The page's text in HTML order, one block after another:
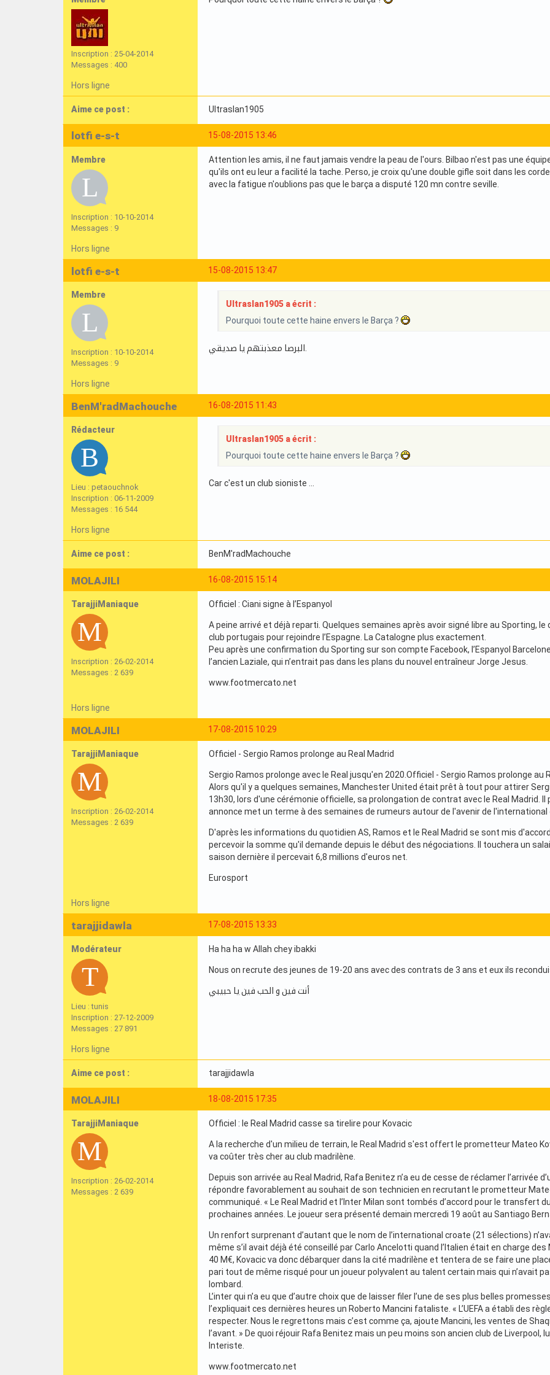
Inscription : 25-04-2014
Messages : 400
Hors ligne
Aime ce post : Ultraslan1905
15-08-2015 13:46
lotfi e-s-t
Membre
Inscription : 10-10-2014
Messages : 9
Attention les amis, il ne faut jamais vendre la peau de l'ours. Bilbao n'est pas une
qu'ils ont eu leur a facilité la tache. Perso, je croix qu'une double gifle soit dans les
avec la fatigue n'oublions pas que le barça a disputé 120 mn contre seville.
Hors ligne
15-08-2015 13:47
lotfi e-s-t
Membre
Inscription : 10-10-2014
Messages : 9
Ultraslan1905 a écrit :
Pourquoi toute cette haine envers le Barça ?
Hors ligne
16-08-2015 11:43
BenM'radMachouche
Rédacteur
Lieu : petaouchnok
Inscription : 06-11-2009
Messages : 16 544
Ultraslan1905 a écrit :
Pourquoi toute cette haine envers le Barça ?
Car c'est un club sioniste ...
Hors ligne
Aime ce post : BenM'radMachouche
16-08-2015 15:14
MOLAJILI
TarajjiManiaque
Inscription : 26-02-2014
Messages : 2 639
Officiel : Ciani signe à l’Espanyol
A peine arrivé et déjà reparti. Quelques semaines après avoir signé libre au Sporting,
club portugais pour rejoindre l’Espagne. La Catalogne plus exactement.
Peu après une confirmation du Sporting sur son compte Facebook, l’Espanyol
l’ancien Laziale, qui n’entrait pas dans les plans du nouvel entraîneur Jorge Jesus.
www.footmercato.net
Hors ligne
17-08-2015 10:29
MOLAJILI
TarajjiManiaque
Inscription : 26-02-2014
Messages : 2 639
Officiel - Sergio Ramos prolonge au Real Madrid
Sergio Ramos prolonge avec le Real jusqu'en 2020.Officiel - Sergio Ramos prolonge au
Alors qu'il y a quelques semaines, Manchester United était prêt à tout pour attirer
13h30, lors d'une cérémonie officielle, sa prolongation de contrat avec le Real Madrid.
annonce met un terme à des semaines de rumeurs autour de l'avenir de l'international
D'après les informations du quotidien AS, Ramos et le Real Madrid se sont mis
percevoir la somme qu'il demande depuis le début des négociations. Il touchera un
saison dernière il percevait 6,8 millions d'euros net.
Eurosport
Hors ligne
17-08-2015 13:33
tarajjidawla
Modérateur
Lieu : tunis
Inscription : 27-12-2009
Messages : 27 891
Ha ha ha w Allah chey ibakki
Nous on recrute des jeunes de 19-20 ans avec des contrats de 3 ans et eux ils
أنت فين و الحب فين يا حبيبي
Hors ligne
Aime ce post : tarajjidawla
18-08-2015 17:35
MOLAJILI
TarajjiManiaque
Inscription : 26-02-2014
Messages : 2 639
Officiel : le Real Madrid casse sa tirelire pour Kovacic
A la recherche d'un milieu de terrain, le Real Madrid s'est offert le prometteur Mateo
va coûter très cher au club madrilène.
Depuis son arrivée au Real Madrid, Rafa Benitez n’a eu de cesse de réclamer l’arrivée
répondre favorablement au souhait de son technicien en recrutant le prometteur
communiqué. « Le Real Madrid et l’Inter Milan sont tombés d’accord pour le transfert
prochaines années. Le joueur sera présenté demain mercredi 19 août au Santiago
Un renfort surprenant d’autant que le nom de l’international croate (21 sélections)
même s’il avait déjà été conseillé par Carlo Ancelotti quand l’Italien était en charge
40 M€, Kovacic va donc débarquer dans la cité madrilène et tentera de se faire une
pari tout de même risqué pour un joueur polyvalent au talent certain mais qui n’avait
lombard.
L’inter qui n’a eu que d’autre choix que de laisser filer l’une de ses plus belles
l’expliquait ces dernières heures un Roberto Mancini fataliste. « L’UEFA a établi des
respecter. Nous le regrettons mais c’est comme ça, ajoute Mancini, les ventes de
l’avant. » De quoi réjouir Rafa Benitez mais un peu moins son ancien club de
Interiste.
www.footmercato.net